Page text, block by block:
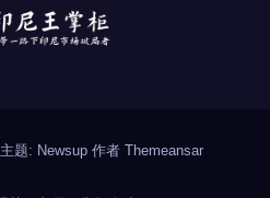
主题: Newsup 作者 Themeansar